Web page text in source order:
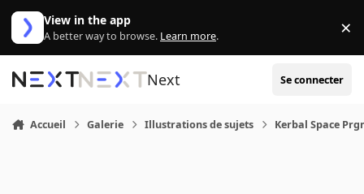
Aller au contenu
View in the app
A better way to browse. Learn more. ×
Next Se connecter
Accueil Galerie Illustrations de sujets Kerbal Space